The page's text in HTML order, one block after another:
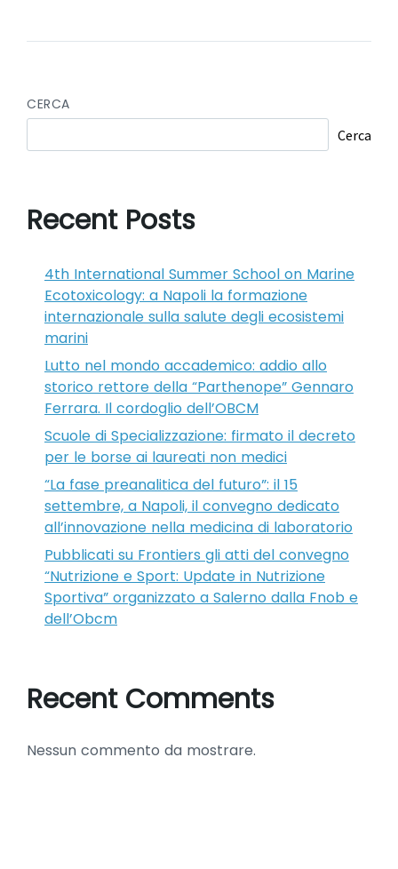
CERCA
Cerca
Recent Posts
4th International Summer School on Marine
Ecotoxicology: a Napoli la formazione
internazionale sulla salute degli ecosistemi
marini
Lutto nel mondo accademico: addio allo
storico rettore della “Parthenope” Gennaro
Ferrara. Il cordoglio dell’OBCM
Scuole di Specializzazione: firmato il decreto
per le borse ai laureati non medici
“La fase preanalitica del futuro”: il 15
settembre, a Napoli, il convegno dedicato
all’innovazione nella medicina di laboratorio
Pubblicati su Frontiers gli atti del convegno
“Nutrizione e Sport: Update in Nutrizione
Sportiva” organizzato a Salerno dalla Fnob e
dell’Obcm
Recent Comments
Nessun commento da mostrare.